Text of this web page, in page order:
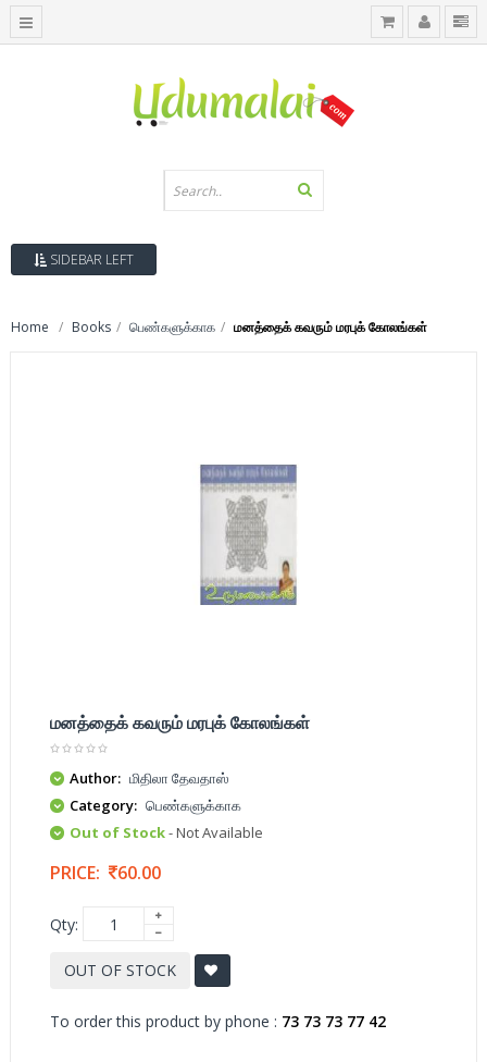
SIDEBAR LEFT
Home Books பெண்களுக்காக மனத்தைக் கவரும் மரபுக் கோலங்கள்
மனத்தைக் கவரும் மரபுக் கோலங்கள்
Author: மிதிலா தேவதாஸ்
Category: பெண்களுக்காக
Out of Stock- Not Available
PRICE: 60.00
Qty:
OUT OF STOCK
To order this product by phone : 73 73 73 77 42